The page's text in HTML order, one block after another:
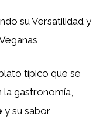
su Versatilidad y
típico que se
la gastronomía,
y su sabor